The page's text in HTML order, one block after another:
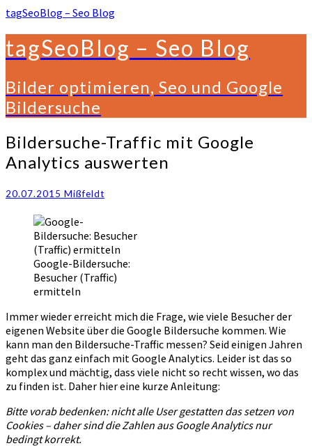
tagSeoBlog – Seo Blog
tagSeoBlog – Seo Blog
Bilder optimieren, Seo und Google
Bildersuche
Bildersuche-
Traffic
mit
Analytics
Bildersuche-Traffic mit Google
Analytics auswerten
20.07.2015 Mißfeldt
Google-Bildersuche:
Besucher (Traffic)
ermitteln
Immer wieder erreicht mich die Frage, wie viele Besucher der
eigenen Website über die Google Bildersuche kommen. Wie
kann man den Bildersuche-Traffic messen? Seid einigen Jahren
geht das ganz einfach mit Google Analytics. Leider ist das so
komplex und mächtig, dass viele nicht so recht wissen, wo das
zu finden ist. Daher hier eine kurze Anleitung:
Bitte vorab bedenken: nicht alle User gestatten das setzen von
Cookies – daher sind die Zahlen aus Google Analytics nur
bedingt korrekt.